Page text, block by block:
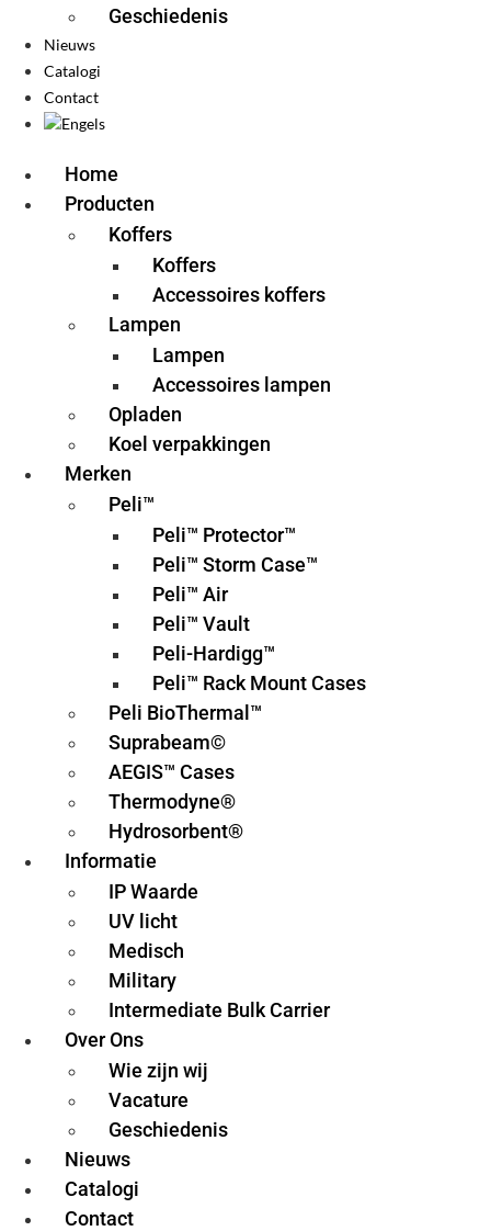
Geschiedenis
Nieuws
Catalogi
Contact
Home
Producten
Koffers
Koffers
Accessoires koffers
Lampen
Lampen
Accessoires lampen
Opladen
Koel verpakkingen
Merken
Peli™
Peli™ Protector™
Peli™ Storm Case™
Peli™ Air
Peli™ Vault
Peli-Hardigg™
Peli™ Rack Mount Cases
Peli BioThermal™
Suprabeam©
AEGIS™ Cases
Thermodyne®
Hydrosorbent®
Informatie
IP Waarde
UV licht
Medisch
Military
Intermediate Bulk Carrier
Over Ons
Wie zijn wij
Vacature
Geschiedenis
Nieuws
Catalogi
Contact